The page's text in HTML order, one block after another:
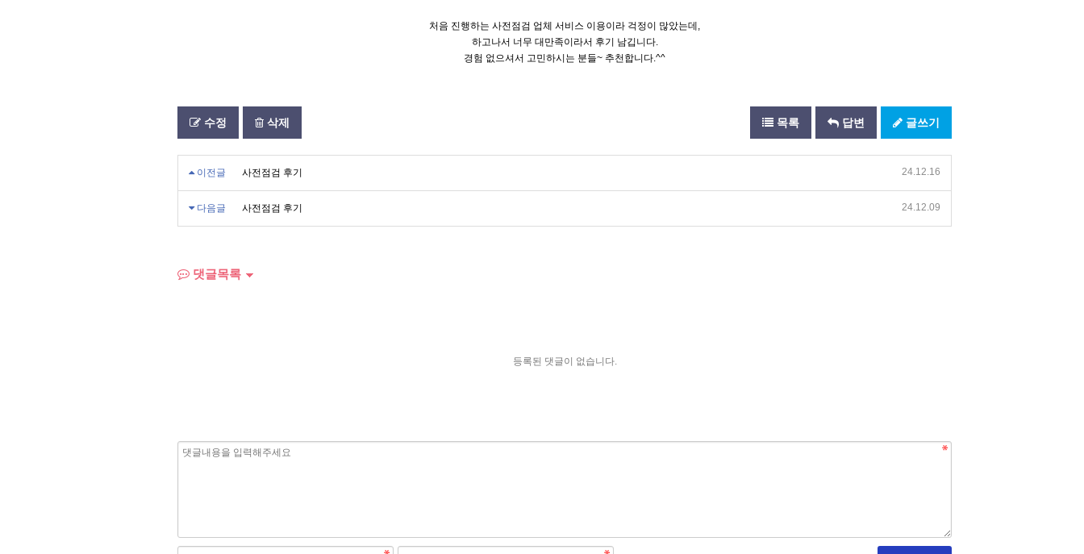
처음 진행하는 사전점검 업체 서비스 이용이라 걱정이 많았는데,
하고나서 너무 대만족이라서 후기 남깁니다.
경험 없으셔서 고민하시는 분들~ 추천합니다.^^
수정 삭제 목록 답변 글쓰기
이전글 사전점검 후기 24.12.16
다음글 사전점검 후기 24.12.09
댓글목록
등록된 댓글이 없습니다.